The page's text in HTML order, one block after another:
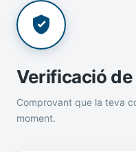
Verificació
Comprovant que la teva
moment.